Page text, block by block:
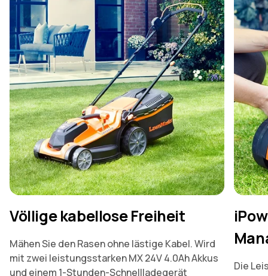
Völlige kabellose Freiheit
Mähen Sie den Rasen ohne lästige Kabel. Wird
mit zwei leistungsstarken MX 24V 4.0Ah Akkus
und einem 1-Stunden-Schnellladegerät
Die